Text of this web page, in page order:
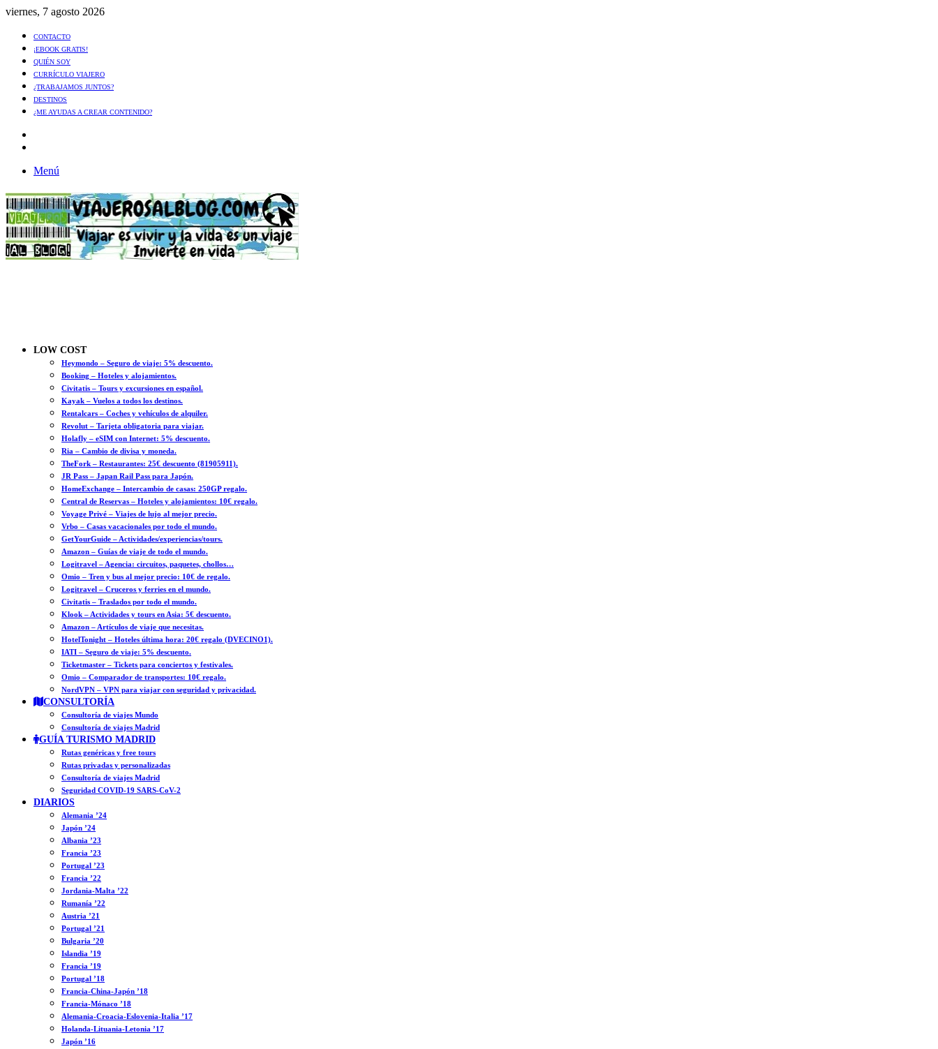
viernes, 7 agosto 2026
CONTACTO
¡EBOOK GRATIS!
QUIÉN SOY
CURRÍCULO VIAJERO
¿TRABAJAMOS JUNTOS?
DESTINOS
¿ME AYUDAS A CREAR CONTENIDO?
Menú
LOW COST
Heymondo – Seguro de viaje: 5% descuento.
Booking – Hoteles y alojamientos.
Civitatis – Tours y excursiones en español.
Kayak – Vuelos a todos los destinos.
Rentalcars – Coches y vehículos de alquiler.
Revolut – Tarjeta obligatoria para viajar.
Holafly – eSIM con Internet: 5% descuento.
Ria – Cambio de divisa y moneda.
TheFork – Restaurantes: 25€ descuento (81905911).
JR Pass – Japan Rail Pass para Japón.
HomeExchange – Intercambio de casas: 250GP regalo.
Central de Reservas – Hoteles y alojamientos: 10€ regalo.
Voyage Privé – Viajes de lujo al mejor precio.
Vrbo – Casas vacacionales por todo el mundo.
GetYourGuide – Actividades/experiencias/tours.
Amazon – Guías de viaje de todo el mundo.
Logitravel – Agencia: circuitos, paquetes, chollos…
Omio – Tren y bus al mejor precio: 10€ de regalo.
Logitravel – Cruceros y ferries en el mundo.
Civitatis – Traslados por todo el mundo.
Klook – Actividades y tours en Asia: 5€ descuento.
Amazon – Artículos de viaje que necesitas.
HotelTonight – Hoteles última hora: 20€ regalo (DVECINO1).
IATI – Seguro de viaje: 5% descuento.
Ticketmaster – Tickets para conciertos y festivales.
Omio – Comparador de transportes: 10€ regalo.
NordVPN – VPN para viajar con seguridad y privacidad.
CONSULTORÍA
Consultoría de viajes Mundo
Consultoría de viajes Madrid
GUÍA TURISMO MADRID
Rutas genéricas y free tours
Rutas privadas y personalizadas
Consultoría de viajes Madrid
Seguridad COVID-19 SARS-CoV-2
DIARIOS
Alemania ’24
Japón ’24
Albania ’23
Francia ’23
Portugal ’23
Francia ’22
Jordania-Malta ’22
Rumanía ’22
Austria ’21
Portugal ’21
Bulgaria ’20
Islandia ’19
Francia ’19
Portugal ’18
Francia-China-Japón ’18
Francia-Mónaco ’18
Alemania-Croacia-Eslovenia-Italia ’17
Holanda-Lituania-Letonia ’17
Japón ’16